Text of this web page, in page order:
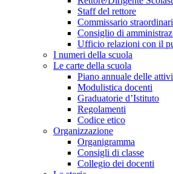
Staff del rettore
Commissario
Consiglio di
Ufficio relazioni con il
I numeri della scuola
Le carte della scuola
Piano annuale delle
Modulistica docenti
Graduatorie d’Istituto
Regolamenti
Codice etico
Organizzazione
Organigramma
Consigli di classe
Collegio dei docenti